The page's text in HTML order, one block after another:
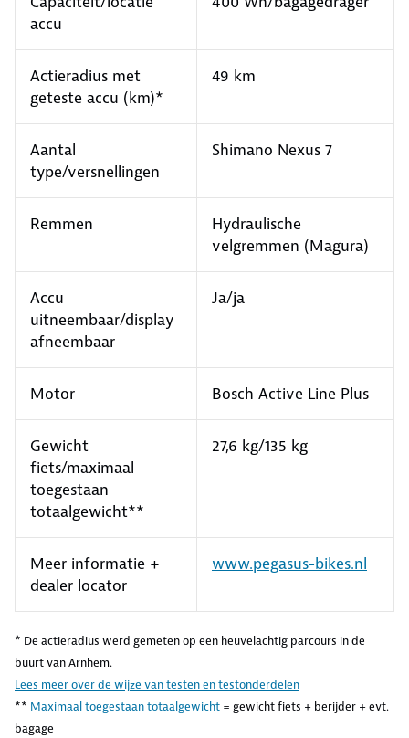
accu
Actieradius met
geteste accu (km)*
49 km
Aantal
type/versnellingen
Shimano Nexus 7
Remmen
Hydraulische
velgremmen (Magura)
Accu
uitneembaar/display
afneembaar
Ja/ja
Motor Bosch Active Line Plus
Gewicht
fiets/maximaal
toegestaan
totaalgewicht**
27,6 kg/135 kg
Meer informatie +
dealer locator
www.pegasus-bikes.nl
* De actieradius werd gemeten op een heuvelachtig parcours in de
buurt van Arnhem.
Lees meer over de wijze van testen en testonderdelen
** Maximaal toegestaan totaalgewicht = gewicht fiets + berijder + evt.
bagage